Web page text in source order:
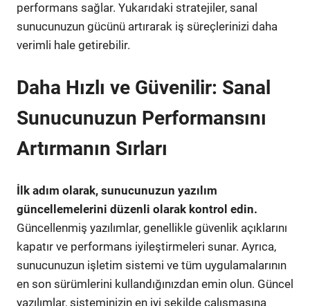
performans sağlar. Yukarıdaki stratejiler, sanal
sunucunuzun gücünü artırarak iş süreçlerinizi daha
verimli hale getirebilir.
Daha Hızlı ve Güvenilir: Sanal
Sunucunuzun Performansını
Artırmanın Sırları
İlk adım olarak, sunucunuzun yazılım
güncellemelerini düzenli olarak kontrol edin.
Güncellenmiş yazılımlar, genellikle güvenlik açıklarını
kapatır ve performans iyileştirmeleri sunar. Ayrıca,
sunucunuzun işletim sistemi ve tüm uygulamalarının
en son sürümlerini kullandığınızdan emin olun. Güncel
yazılımlar, sisteminizin en iyi şekilde çalışmasına